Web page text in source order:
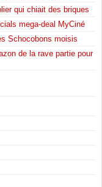
qui chiait des briques
mega-deal MyCiné
Schocobons moisis
de la rave partie pour